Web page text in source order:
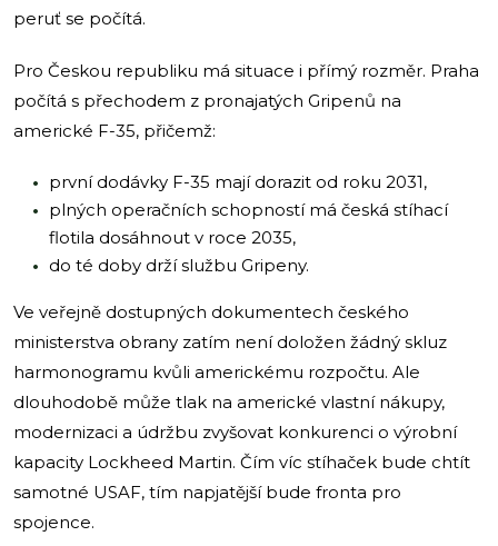
peruť se počítá.
Pro Českou republiku má situace i přímý rozměr. Praha
počítá s přechodem z pronajatých Gripenů na
americké F-35, přičemž:
první dodávky F-35 mají dorazit od roku 2031,
plných operačních schopností má česká stíhací
flotila dosáhnout v roce 2035,
do té doby drží službu Gripeny.
Ve veřejně dostupných dokumentech českého
ministerstva obrany zatím není doložen žádný skluz
harmonogramu kvůli americkému rozpočtu. Ale
dlouhodobě může tlak na americké vlastní nákupy,
modernizaci a údržbu zvyšovat konkurenci o výrobní
kapacity Lockheed Martin. Čím víc stíhaček bude chtít
samotné USAF, tím napjatější bude fronta pro
spojence.